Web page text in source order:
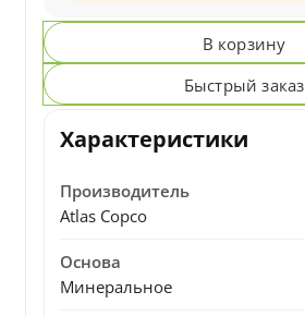
В корзину
Быстрый заказ
Характеристики
Производитель
Atlas Copco
Основа
Минеральное